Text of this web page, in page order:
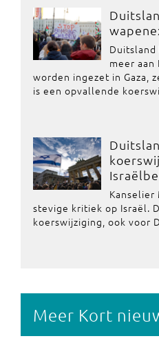
meer aan
worden ingezet in Gaza,
is een opvallende
Kanselier
stevige kritiek op Israël.
koerswijziging, ook voor
Meer Kort